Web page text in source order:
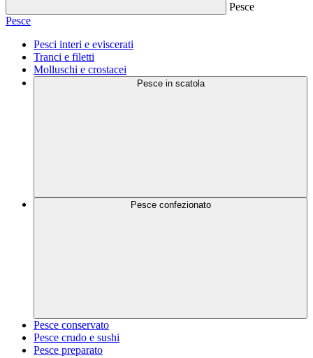
Pesce
Pesce
Pesci interi e eviscerati
Tranci e filetti
Molluschi e crostacei
Pesce in scatola
Pesce confezionato
Pesce conservato
Pesce crudo e sushi
Pesce preparato